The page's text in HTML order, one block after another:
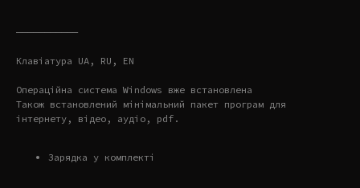
———————————
Клавіатура UA, RU, EN
Операційна система Windows вже встановлена
Також встановлений мінімальний пакет програм для
інтернету, відео, аудіо, pdf.
Зарядка у комплекті